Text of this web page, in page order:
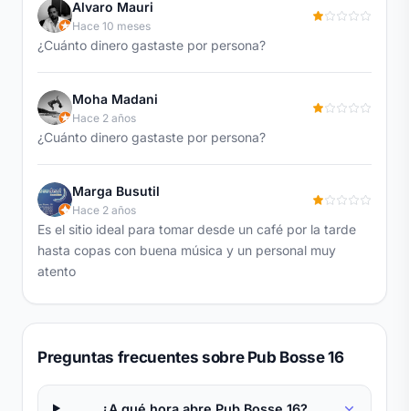
Alvaro Mauri
Hace 10 meses
¿Cuánto dinero gastaste por persona?
Moha Madani
Hace 2 años
¿Cuánto dinero gastaste por persona?
Marga Busutil
Hace 2 años
Es el sitio ideal para tomar desde un café por la tarde
hasta copas con buena música y un personal muy
atento
Preguntas frecuentes sobre Pub Bosse 16